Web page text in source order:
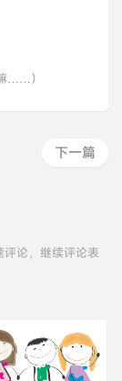
……）
下一篇
论，继续评论表